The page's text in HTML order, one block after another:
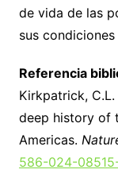
de vida de las
sus
Referencia
Kirkpatrick, C.L.
deep history of
Americas.
586-024-